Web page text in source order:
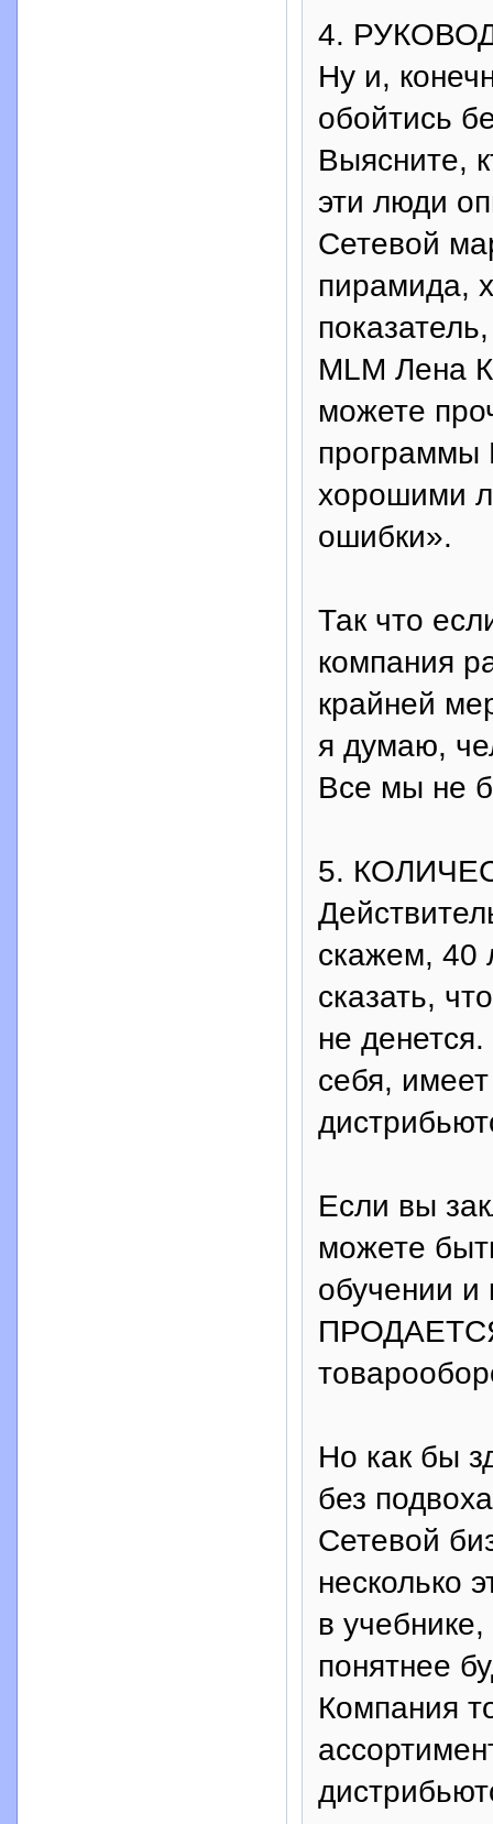
4.
Ну и,
обойтись
Выясните,
эти люди
Сетевой
пирамида,
MLM Лена
можете
программы
хорошими
ошибки».
Так что
компания
крайней
я думаю,
Все мы не
5.
скажем, 40
сказать,
не
себя,
Если вы
можете
обучении и
ПРОДАЕТСЯ
Но как бы
без
Сетевой
несколько
в
понятнее
Компания